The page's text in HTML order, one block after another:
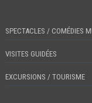
SPECTACLES / COMÉDIES
VISITES GUIDÉES
EXCURSIONS / TOURISME